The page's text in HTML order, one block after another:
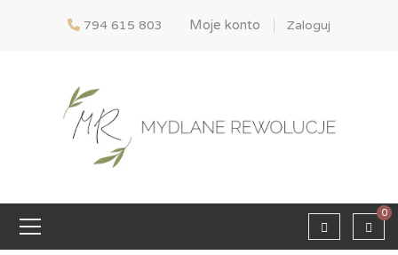
794 615 803 Moje konto Zaloguj
0